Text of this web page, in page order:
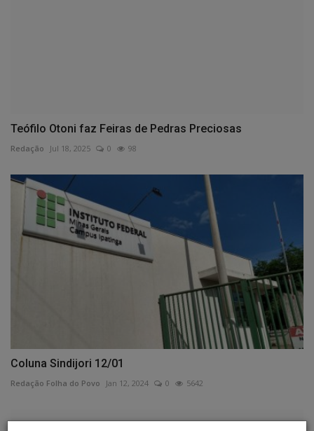
Teófilo Otoni faz Feiras de Pedras Preciosas
Redação Jul 18, 2025 0 98
Coluna Sindijori 12/01
Redação Folha do Povo Jan 12, 2024 0 5642